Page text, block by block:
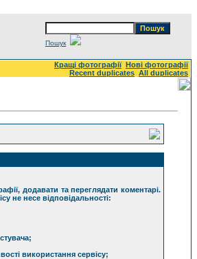
Пошук
Кращі фотографії Нові фотографії
Recent duplicates All duplicates
додавати та переглядати коментарі.
не несе відповідальності:
використання сервісу;